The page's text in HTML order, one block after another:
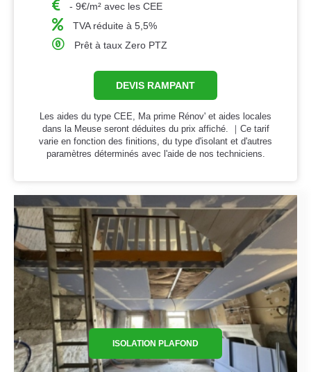
- 9€/m² avec les CEE
TVA réduite à 5,5%
Prêt à taux Zero PTZ
DEVIS RAMPANT
Les aides du type CEE, Ma prime Rénov' et aides locales
dans la Meuse seront déduites du prix affiché. ｜Ce tarif
varie en fonction des finitions, du type d'isolant et d'autres
paramètres déterminés avec l'aide de nos techniciens.
ISOLATION PLAFOND